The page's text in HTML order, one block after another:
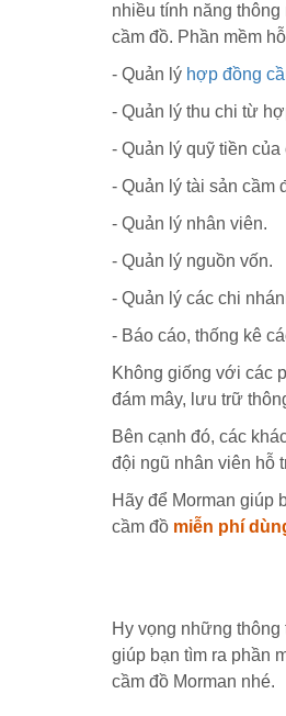
nhiều tính năng
cầm đồ. Phần mềm
- Quản lý hợp đồng
- Quản lý thu chi từ
- Quản lý quỹ tiền của
- Quản lý tài sản cầm
- Quản lý nhân viên.
- Quản lý nguồn vốn.
- Quản lý các chi
- Báo cáo, thống kê
Không giống với các
đám mây, lưu trữ
Bên cạnh đó, các
đội ngũ nhân viên hỗ
Hãy để Morman giúp
cầm đồ miễn phí
Hy vọng những
giúp bạn tìm ra phần
cầm đồ Morman nhé.